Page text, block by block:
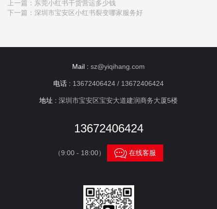
上一篇： 东莞小红书干货营运多少钱
下一篇： 深圳市宝安区小红书裂变哪家服务好
Mail : sz@yiqihang.com
电话 : 13672406424 / 13672406424
地址 : 深圳市宝安区宝安大道建润商务大厦5楼
13672406424
（9:00 - 18:00） 在线客服